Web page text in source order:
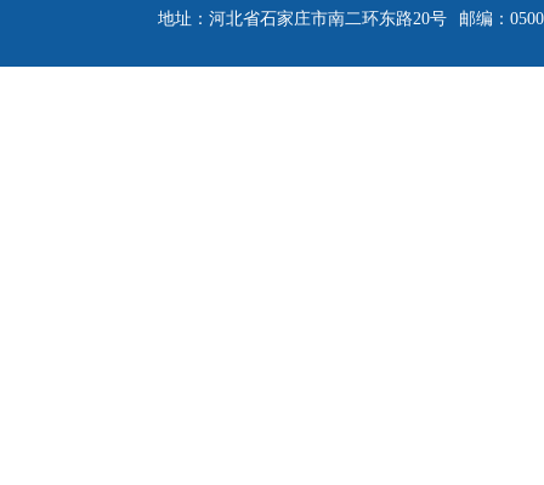
地址：河北省石家庄市南二环东路20号
邮编：